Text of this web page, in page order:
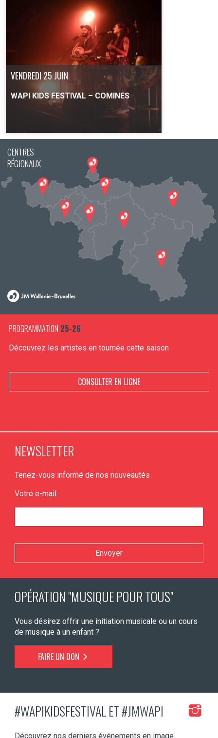
PLUS D'INFO
VENDREDI 25 JUIN
WAPI KIDS FESTIVAL – COMINES
PLUS D'INFO
CENTRES
RÉGIONAUX
PROGRAMMATION 25-26
Découvrez les artistes en tournée cette saison
CONSULTER EN LIGNE
NEWSLETTER
Tenez-vous informé de nos nouveautés
Votre e-mail :
Veuillez laisser ce champ vide.
OPÉRATION "MUSIQUE POUR TOUS"
Vous désirez offrir une initiation musicale ou un cours
de musique à un enfant ?
FAIRE UN DON
#WAPIKIDSFESTIVAL ET #JMWAPI
Découvrez nos derniers événements en image